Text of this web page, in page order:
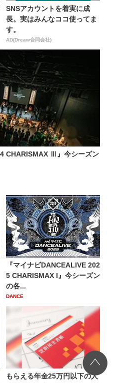
SNSアカウントを着実に成
長。実はみんなココ使ってま
す。
AD(Dreaw合同会社)
CHARISMAX Ⅲ』今シーズン
『マイナビDANCEALIVE 202
5 CHARISMAX I』今シーズン
の各...
DANCE
もらえる年金25万円以下の人